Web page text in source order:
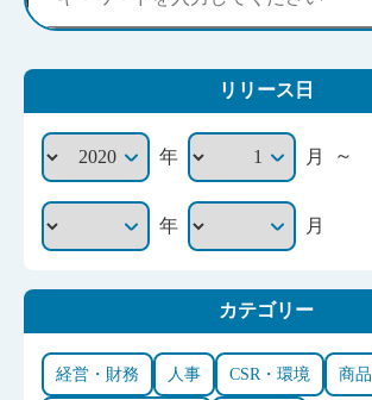
リリース日
年 月 ～
年 月
カテゴリー
経営・財務 人事 CSR・環境 商品